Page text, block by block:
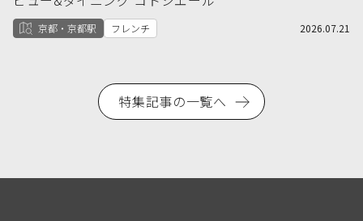
京都・京都駅 フレンチ 2026.07.21
特集記事の一覧へ